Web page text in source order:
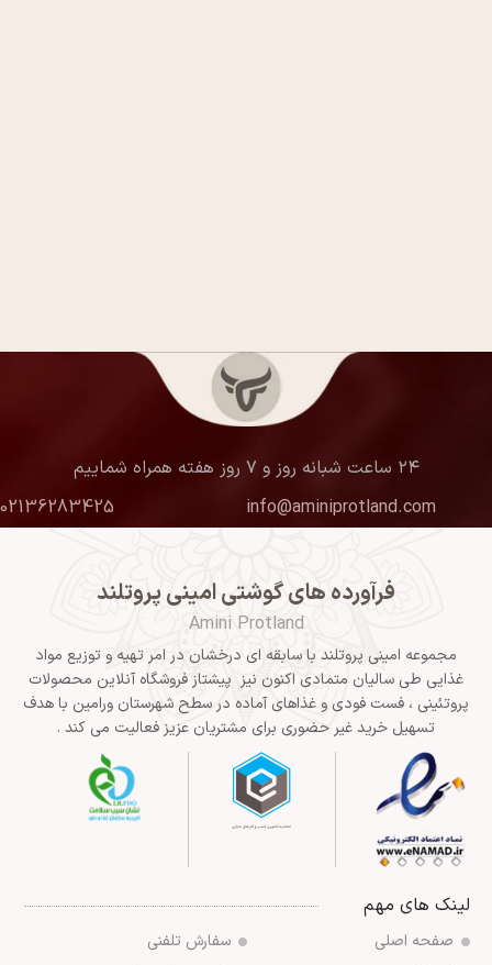
۲۴ ساعت شبانه روز و ۷ روز هفته همراه شماییم
info@aminiprotland.com
02136283425
فرآورده های گوشتی امینی پروتلند
Amini Protland
مجموعه امینی پروتلند با سابقه ای درخشان در امر تهیه و توزیع مواد
غذایی طی سالیان متمادی اکنون نیز پیشتاز فروشگاه آنلاین محصولات
پروتئینی ، فست فودی و غذاهای آماده در سطح شهرستان ورامین با هدف
تسهیل خرید غیر حضوری برای مشتریان عزیز فعالیت می کند .
لینک های مهم
صفحه اصلی
سفارش تلفنی